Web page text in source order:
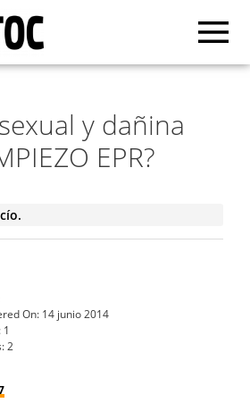
y dañina
EPR?
On: 14 junio 2014
1
2